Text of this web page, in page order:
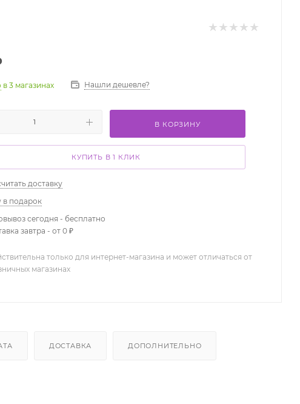
в 3 магазинах Нашли дешевле?
В КОРЗИНУ
КУПИТЬ В 1 КЛИК
доставку
в подарок
сегодня - бесплатно
завтра - от 0 ₽
только для интернет-магазина и может отличаться от
магазинах
ДОСТАВКА ДОПОЛНИТЕЛЬНО